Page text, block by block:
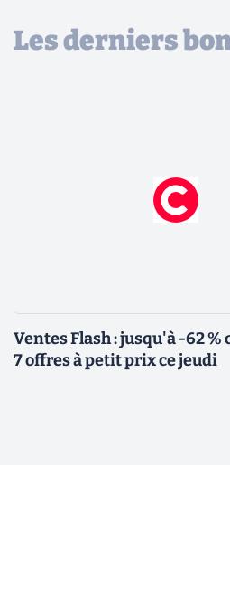
Les derniers
Ventes Flash : jusqu'à -62 %
7 offres à petit prix ce jeudi